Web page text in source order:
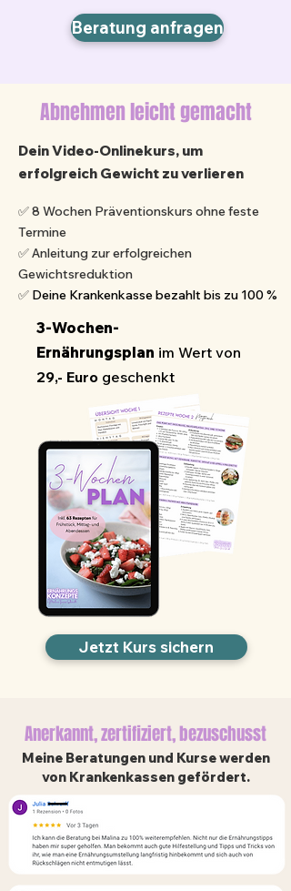
Beratung anfragen
Abnehmen leicht gemacht
Dein Video-Onlinekurs, um
erfolgreich Gewicht zu verlieren
✅ 8 Wochen Präventionskurs ohne feste
Termine
✅ Anleitung zur erfolgreichen
Gewichtsreduktion
✅ Deine Krankenkasse bezahlt bis zu 100 %
3-Wochen-
Ernährungsplan im Wert von
29,- Euro geschenkt
Jetzt Kurs sichern
Anerkannt, zertifiziert, bezuschusst
Meine Beratungen und Kurse werden
von Krankenkassen gefördert.